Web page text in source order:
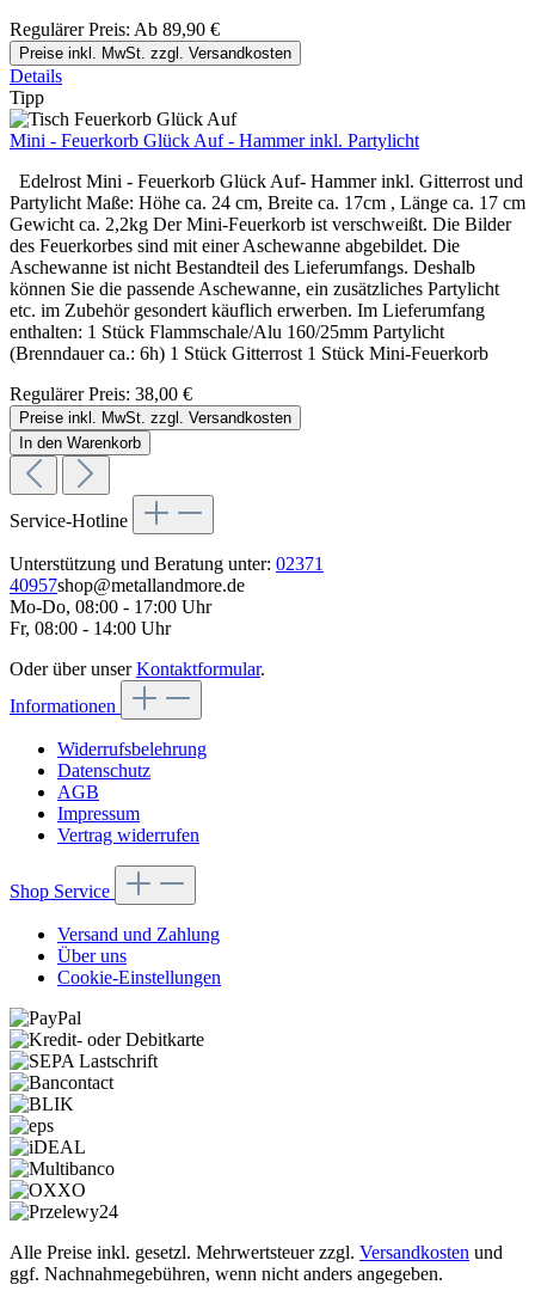
Regulärer Preis: Ab 89,90 €
Preise inkl. MwSt. zzgl. Versandkosten
Details
Tipp
Mini - Feuerkorb Glück Auf - Hammer inkl. Partylicht
Edelrost Mini - Feuerkorb Glück Auf- Hammer inkl. Gitterrost und
Partylicht Maße: Höhe ca. 24 cm, Breite ca. 17cm , Länge ca. 17 cm
Gewicht ca. 2,2kg Der Mini-Feuerkorb ist verschweißt. Die Bilder
des Feuerkorbes sind mit einer Aschewanne abgebildet. Die
Aschewanne ist nicht Bestandteil des Lieferumfangs. Deshalb
können Sie die passende Aschewanne, ein zusätzliches Partylicht
etc. im Zubehör gesondert käuflich erwerben. Im Lieferumfang
enthalten: 1 Stück Flammschale/Alu 160/25mm Partylicht
(Brenndauer ca.: 6h) 1 Stück Gitterrost 1 Stück Mini-Feuerkorb
Regulärer Preis: 38,00 €
Preise inkl. MwSt. zzgl. Versandkosten
In den Warenkorb
Service-Hotline
Unterstützung und Beratung unter: 02371
40957shop@metallandmore.de
Mo-Do, 08:00 - 17:00 Uhr
Fr, 08:00 - 14:00 Uhr
Oder über unserKontaktformular.
Informationen
Widerrufsbelehrung
Datenschutz
AGB
Impressum
Vertrag widerrufen
Shop Service
Versand und Zahlung
Über uns
Cookie-Einstellungen
Alle Preise inkl. gesetzl. Mehrwertsteuer zzgl. Versandkosten und
ggf. Nachnahmegebühren, wenn nicht anders angegeben.